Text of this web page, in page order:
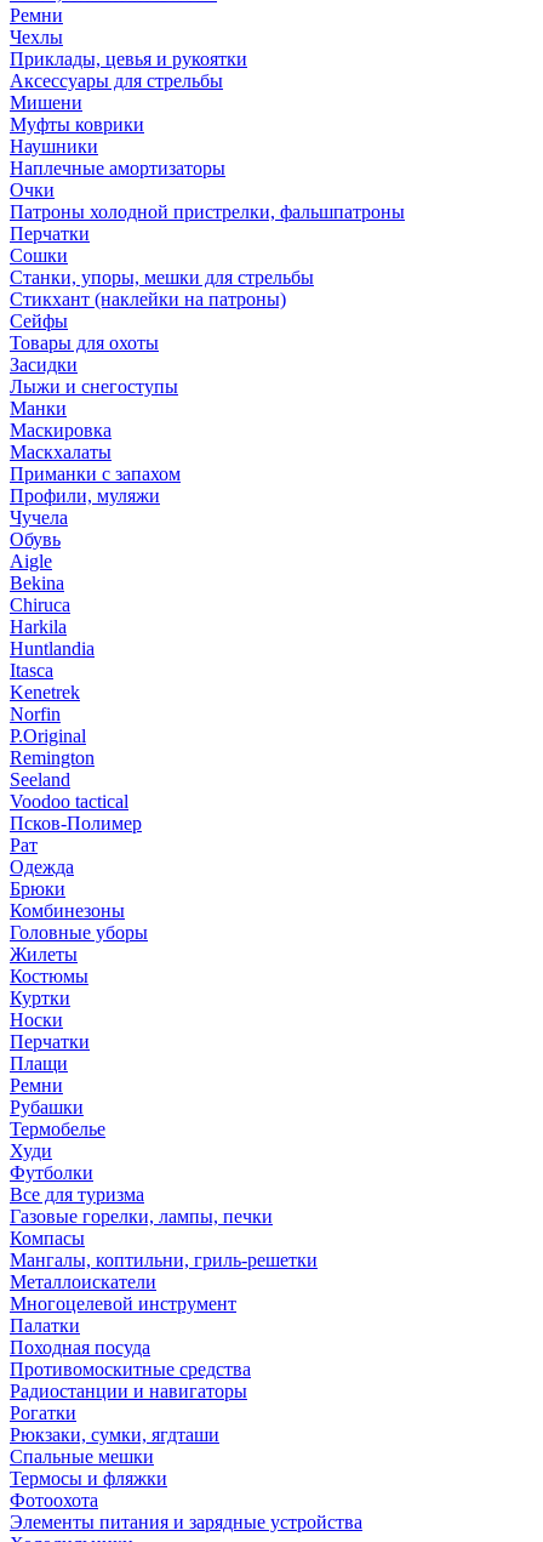
Ремни
Чехлы
Приклады, цевья и рукоятки
Аксессуары для стрельбы
Мишени
Муфты коврики
Наушники
Наплечные амортизаторы
Очки
Патроны холодной пристрелки, фальшпатроны
Перчатки
Сошки
Станки, упоры, мешки для стрельбы
Стикхант (наклейки на патроны)
Сейфы
Товары для охоты
Засидки
Лыжи и снегоступы
Манки
Маскировка
Маскхалаты
Приманки с запахом
Профили, муляжи
Чучела
Обувь
Aigle
Bekina
Chiruсa
Harkila
Huntlandia
Itasca
Kenetrek
Norfin
P.Original
Remington
Seeland
Voodoo tactical
Псков-Полимер
Рат
Одежда
Брюки
Комбинезоны
Головные уборы
Жилеты
Костюмы
Куртки
Носки
Перчатки
Плащи
Ремни
Рубашки
Термобелье
Худи
Футболки
Все для туризма
Газовые горелки, лампы, печки
Компасы
Мангалы, коптильни, гриль-решетки
Металлоискатели
Многоцелевой инструмент
Палатки
Походная посуда
Противомоскитные средства
Радиостанции и навигаторы
Рогатки
Рюкзаки, сумки, ягдташи
Спальные мешки
Термосы и фляжки
Фотоохота
Элементы питания и зарядные устройства